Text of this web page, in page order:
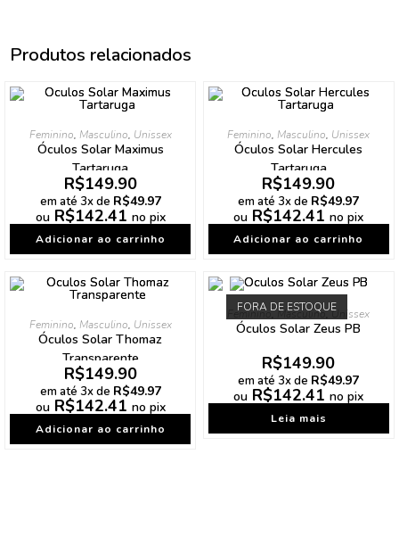
Produtos relacionados
Feminino, Masculino, Unissex
Óculos Solar Maximus
Tartaruga
R$149.90
em até 3x de R$49.97
ou R$142.41 no pix
Adicionar ao carrinho
Feminino, Masculino, Unissex
Óculos Solar Hercules
Tartaruga
R$149.90
em até 3x de R$49.97
ou R$142.41 no pix
Adicionar ao carrinho
Feminino, Masculino, Unissex
Óculos Solar Thomaz
Transparente
R$149.90
em até 3x de R$49.97
ou R$142.41 no pix
Adicionar ao carrinho
FORA DE ESTOQUE
Feminino,Masculino,Unissex
Óculos Solar Zeus PB
R$149.90
em até 3x de R$49.97
ou R$142.41 no pix
Leia mais